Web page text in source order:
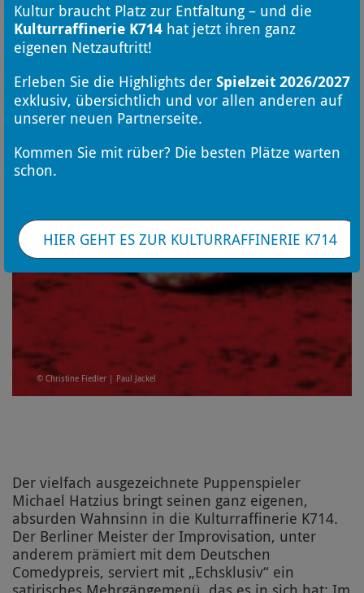
© Christine Fiedler | Paul Jackel
Der vielfach ausgezeichnete Puppenspieler
Michael Hatzius bringt seinen ganz eigenen,
absurden Wahnsinn in die Kulturraffinerie K714.
Der Berliner Meister der Improvisation, unter
anderem prämiert mit dem Deutschen
Comedypreis, serviert mit „Echsklusiv“ ein
Kultur braucht Platz zur Entfaltung – und die
Kulturraffinerie K714 hat jetzt ihren ganz
eigenen Netzauftritt!
Erleben Sie die Highlights der Spielzeit 2026/2027
exklusiv, übersichtlich und vor allen anderen auf
unserer neuen Partnerseite.
Kommen Sie mit rüber? Die besten Plätze warten
schon.
HIER GEHT ES ZUR KULTURRAFFINERIE K714